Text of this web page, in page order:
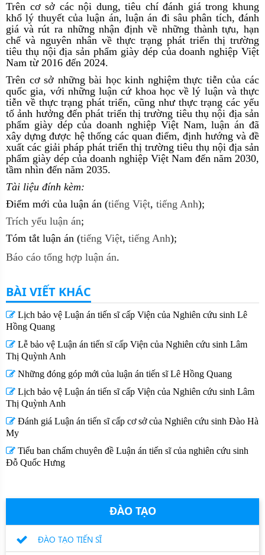
Trên cơ sở các nội dung, tiêu chí đánh giá trong khung
khổ lý thuyết của luận án, luận án đi sâu phân tích, đánh
giá và rút ra những nhận định về những thành tựu, hạn
chế và nguyên nhân về thực trạng phát triển thị trường
tiêu thụ nội địa sản phẩm giày dép của doanh nghiệp Việt
Nam từ 2016 đến 2024.
Trên cơ sở những bài học kinh nghiệm thực tiễn của các
quốc gia, với những luận cứ khoa học về lý luận và thực
tiễn về thực trạng phát triển, cũng như thực trạng các yếu
tố ảnh hưởng đến phát triển thị trường tiêu thụ nội địa sản
phẩm giày dép của doanh nghiệp Việt Nam, luận án đã
xây dựng được hệ thống các quan điểm, định hướng và đề
xuất các giải pháp phát triển thị trường tiêu thụ nội địa sản
phẩm giày dép của doanh nghiệp Việt Nam đến năm 2030,
tầm nhìn đến năm 2035.
Tài liệu đính kèm:
Điểm mới của luận án (tiếng Việt, tiếng Anh);
Trích yếu luận án;
Tóm tắt luận án (tiếng Việt, tiếng Anh);
Báo cáo tổng hợp luận án.
BÀI VIẾT KHÁC
Lịch bảo vệ Luận án tiến sĩ cấp Viện của Nghiên cứu sinh Lê
Hồng Quang
Lễ bảo vệ Luận án tiến sĩ cấp Viện của Nghiên cứu sinh Lâm
Thị Quỳnh Anh
Những đóng góp mới của luận án tiến sĩ Lê Hồng Quang
Lịch bảo vệ Luận án tiến sĩ cấp Viện của Nghiên cứu sinh Lâm
Thị Quỳnh Anh
Đánh giá Luận án tiến sĩ cấp cơ sở của Nghiên cứu sinh Đào Hà
My
Tiểu ban chấm chuyên đề Luận án tiến sĩ của nghiên cứu sinh
Đỗ Quốc Hưng
ĐÀO TẠO
ĐÀO TẠO TIẾN SĨ